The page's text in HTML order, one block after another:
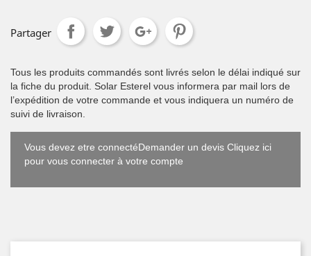
Partager
Tous les produits commandés sont livrés selon le délai indiqué sur
la fiche du produit. Solar Esterel vous informera par mail lors de
l’expédition de votre commande et vous indiquera un numéro de
suivi de livraison.
Vous devez etre connectéDemander un devis Cliquez ici
pour vous connecter à votre compte